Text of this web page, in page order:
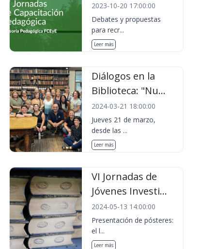
2023-10-20 17:00:00
Debates y propuestas
para recr...
Leer más
Diálogos en la
Biblioteca: "Nu...
2024-03-21 18:00:00
Jueves 21 de marzo,
desde las ...
Leer más
VI Jornadas de
Jóvenes Investi...
2024-05-13 14:00:00
Presentación de pósteres:
el l...
Leer más